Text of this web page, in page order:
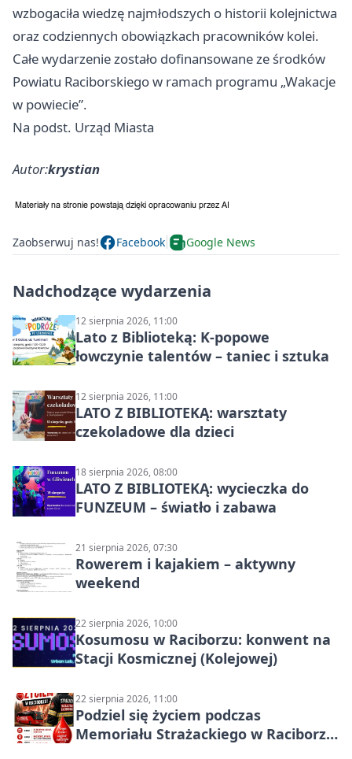
wzbogaciła wiedzę najmłodszych o historii kolejnictwa
oraz codziennych obowiązkach pracowników kolei.
Całe wydarzenie zostało dofinansowane ze środków
Powiatu Raciborskiego w ramach programu „Wakacje
w powiecie”.
Na podst. Urząd Miasta
Autor:krystian
Zaobserwuj nas! Facebook Google News
Nadchodzące wydarzenia
12 sierpnia 2026, 11:00
Lato z Biblioteką: K-popowe
łowczynie talentów – taniec i sztuka
12 sierpnia 2026, 11:00
LATO Z BIBLIOTEKĄ: warsztaty
czekoladowe dla dzieci
18 sierpnia 2026, 08:00
LATO Z BIBLIOTEKĄ: wycieczka do
FUNZEUM – światło i zabawa
21 sierpnia 2026, 07:30
Rowerem i kajakiem – aktywny
weekend
22 sierpnia 2026, 10:00
Kosumosu w Raciborzu: konwent na
Stacji Kosmicznej (Kolejowej)
22 sierpnia 2026, 11:00
Podziel się życiem podczas
Memoriału Strażackiego w Raciborzu